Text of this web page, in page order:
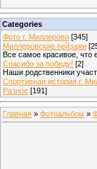
Categories
Фото г. Миллерово [345]
Миллеровские пейзажи
Все самое красивое, что
Спасибо за победу! [2]
Наши родственники
Спортивная история г.
Разное [191]
Главная » Фотоальбом »